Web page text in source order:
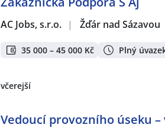
AC Jobs, s.r.o. | Žďár nad Sázavou
35 000 – 45 000 Kč Plný
včerejší
Vedoucí provozního úseku